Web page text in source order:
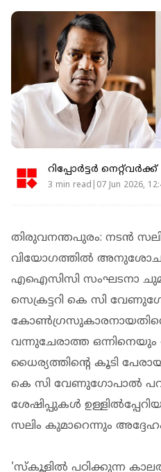
റിപ്പോർട്ടർ നെറ്റ്‌വര്‍ക്ക്‌
3 min read|07 Jun 2026,
തിരുവനന്തപുരം: നടന്‍
വിയോഗത്തില്‍
എഐസിസി സംഘടനാ
സെക്രട്ടറി കെ സി
വന്നുചേരാത്ത
ധൈര്യത്തിന്റെ കൂടി
കെ സി വേണുഗോപാല്‍
ശേഷിപ്പുകള്‍
സലിം കുമാറെന്നും
'സ്‌കൂളില്‍ പഠിക്കുന്ന